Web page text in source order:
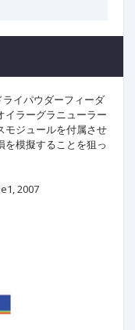
イパウダーフィーダ
イラーグラニューラー
モジュールを付属させ
模擬することを狙っ
2007